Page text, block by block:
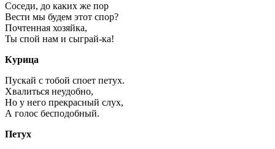
Соседи, до каких же пор
Вести мы будем этот спор?
Почтенная хозяйка,
Ты спой нам и сыграй-ка!
Курица
Пускай с тобой споет петух.
Хвалиться неудобно,
Но у него прекрасный слух,
А голос бесподобный.
Петух